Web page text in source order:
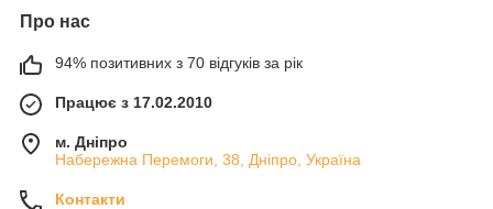
Про нас
94% позитивних з 70 відгуків за рік
Працює з 17.02.2010
м. Дніпро
Набережна Перемоги, 38, Дніпро, Україна
Контакти